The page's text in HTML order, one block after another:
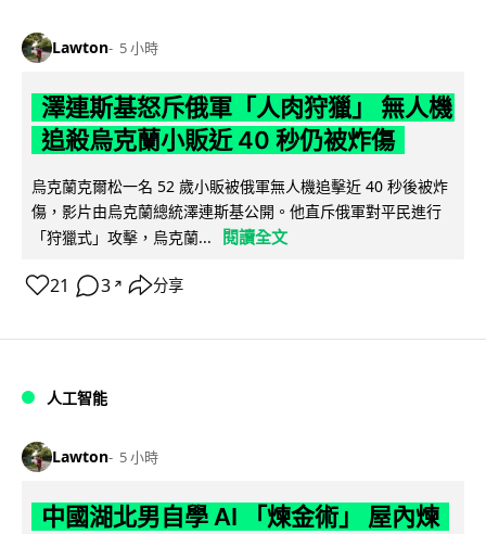
Lawton 5 小時
澤連斯基怒斥俄軍「人肉狩獵」 無人機
追殺烏克蘭小販近 40 秒仍被炸傷
烏克蘭克爾松一名 52 歲小販被俄軍無人機追擊近 40 秒後被炸
傷，影片由烏克蘭總統澤連斯基公開。他直斥俄軍對平民進行
「狩獵式」攻擊，烏克蘭...
閱讀全文
21 3 ↗ 分享
人工智能
Lawton 5 小時
中國湖北男自學 AI 「煉金術」 屋內煉